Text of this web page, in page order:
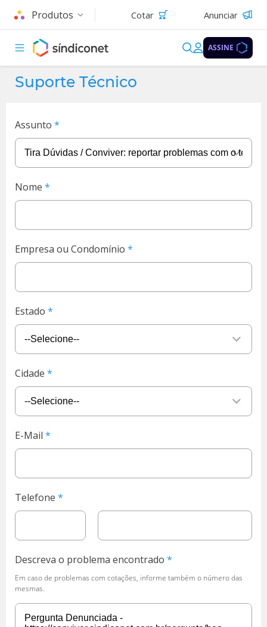
Produtos Cotar Anunciar
ASSINE
Suporte Técnico
Assunto
Nome
Empresa ou Condomínio
Estado
Cidade
E-Mail
Telefone
Descreva o problema encontrado
Em caso de problemas com cotações, informe também o número das
mesmas.